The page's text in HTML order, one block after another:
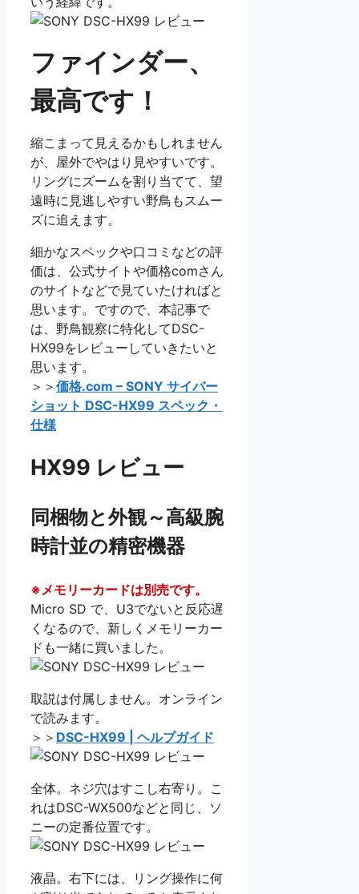
ファインダー、
最高です！
縮こまって見えるかもしれません
が、屋外でやはり見やすいです。
リングにズームを割り当てて、望
遠時に見逃しやすい野鳥もスムー
ズに追えます。
細かなスペックや口コミなどの評
価は、公式サイトや価格comさん
のサイトなどで見ていたければと
思います。ですので、本記事で
は、野鳥観察に特化してDSC-
HX99をレビューしていきたいと
思います。
＞＞ 価格.com – SONY サイバー
ショット DSC-HX99 スペック・
仕様
HX99 レビュー
同梱物と外観～高級腕
時計並の精密機器
※メモリーカードは別売です。
Micro SD で、U3でないと反応遅
くなるので、新しくメモリーカー
ドも一緒に買いました。
取説は付属しません。オンライン
で読みます。
＞＞ DSC-HX99 | ヘルプガイド
全体。ネジ穴はすこし右寄り。こ
れはDSC-WX500などと同じ、ソ
ニーの定番位置です。
液晶。右下には、リング操作に何